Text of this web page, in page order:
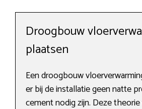
Droogbouw
plaatsen
Een droogbouw
er bij de installatie geen natte
cement nodig zijn. Deze